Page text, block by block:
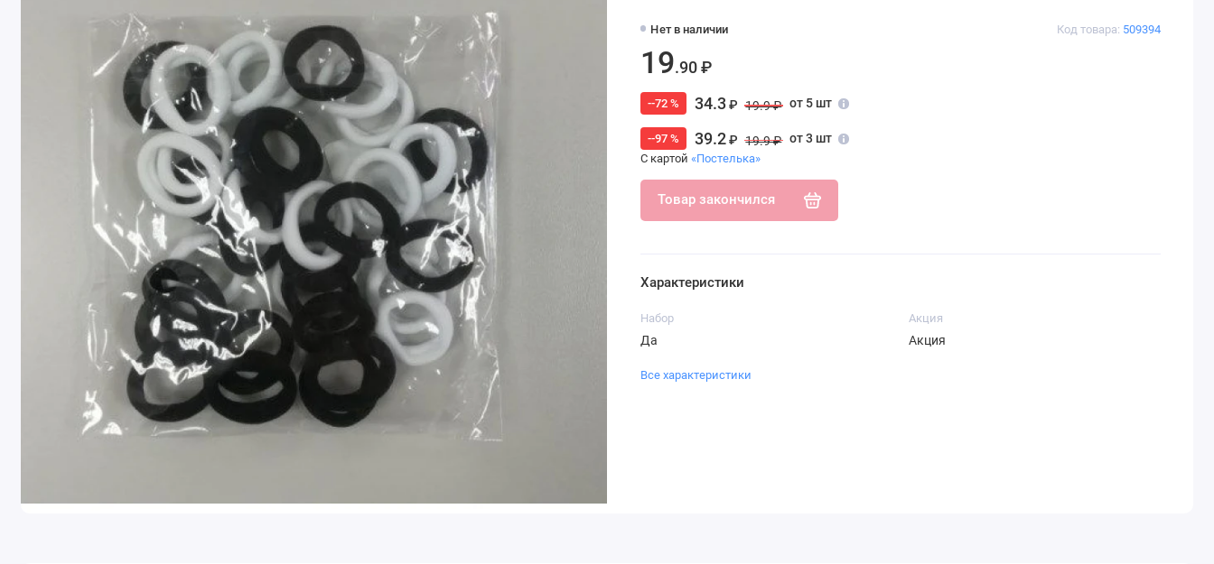
Код товара: 509394
Нет в наличии
19.90 ₽
--72 % 34.3₽ 19.9 ₽ от 5 шт
--97 % 39.2₽ 19.9 ₽ от 3 шт
С картой «Постелька»
Товар закончился
Характеристики
Набор
Да
Акция
Акция
Все характеристики